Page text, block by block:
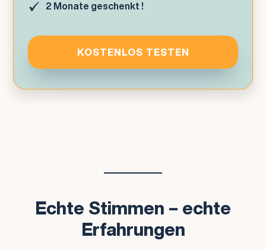
2 Monate geschenkt !
KOSTENLOS TESTEN
Echte Stimmen – echte
Erfahrungen